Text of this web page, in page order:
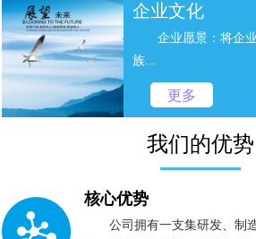
企业文化
企业愿景：将企
族...
更多
我们的优势
核心优势
公司拥有一支集研发、制